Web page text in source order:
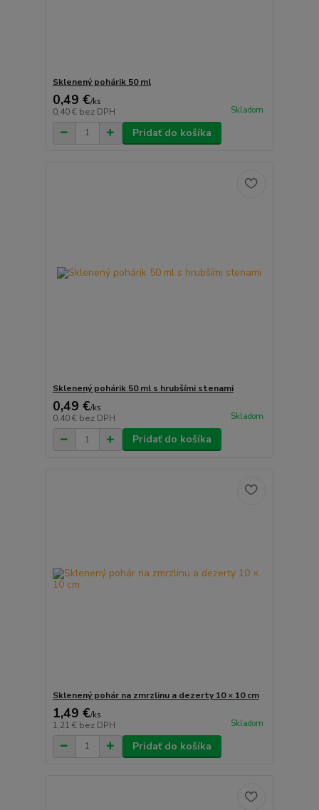
Sklenený pohárik 50 ml
0,49 €/ks
0,40 € bez DPH Skladom
Pridať do košíka
Sklenený pohárik 50 ml s hrubšími stenami
0,49 €/ks
0,40 € bez DPH Skladom
Pridať do košíka
Sklenený pohár na zmrzlinu a dezerty 10 × 10 cm
1,49 €/ks
1,21 € bez DPH Skladom
Pridať do košíka